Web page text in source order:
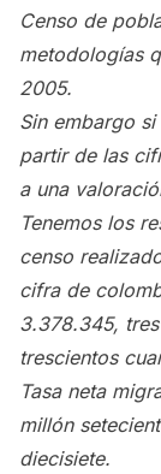
Censo de
metodologías
2005.
Sin embargo
partir de las
a una
Tenemos los
censo
cifra de
3.378.345,
trescientos
Tasa neta
millón
diecisiete.